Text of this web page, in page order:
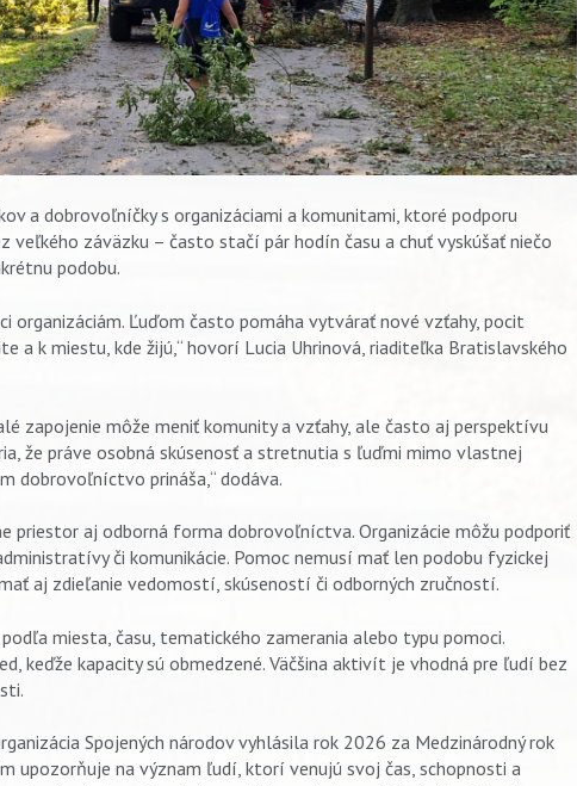
a dobrovoľníčky s organizáciami a komunitami, ktoré podporu
veľkého záväzku – často stačí pár hodín času a chuť vyskúšať niečo
podobu.
organizáciám. Ľuďom často pomáha vytvárať nové vzťahy, pocit
a k miestu, kde žijú,“ hovorí Lucia Uhrinová, riaditeľka Bratislavského
zapojenie môže meniť komunity a vzťahy, ale často aj perspektívu
že práve osobná skúsenosť a stretnutia s ľuďmi mimo vlastnej
dobrovoľníctvo prináša,“ dodáva.
priestor aj odborná forma dobrovoľníctva. Organizácie môžu podporiť
či komunikácie. Pomoc nemusí mať len podobu fyzickej
aj zdieľanie vedomostí, skúseností či odborných zručností.
miesta, času, tematického zamerania alebo typu pomoci.
keďže kapacity sú obmedzené. Väčšina aktivít je vhodná pre ľudí bez
Spojených národov vyhlásila rok 2026 za Medzinárodný rok
upozorňuje na význam ľudí, ktorí venujú svoj čas, schopnosti a